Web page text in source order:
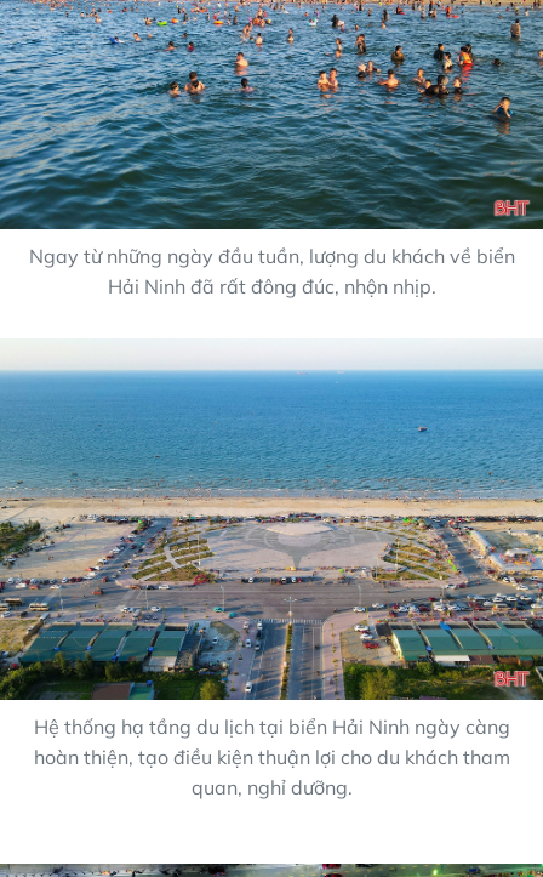
Ngay từ những ngày đầu tuần, lượng du khách về biển
Hải Ninh đã rất đông đúc, nhộn nhịp.
Hệ thống hạ tầng du lịch tại biển Hải Ninh ngày càng
hoàn thiện, tạo điều kiện thuận lợi cho du khách tham
quan, nghỉ dưỡng.